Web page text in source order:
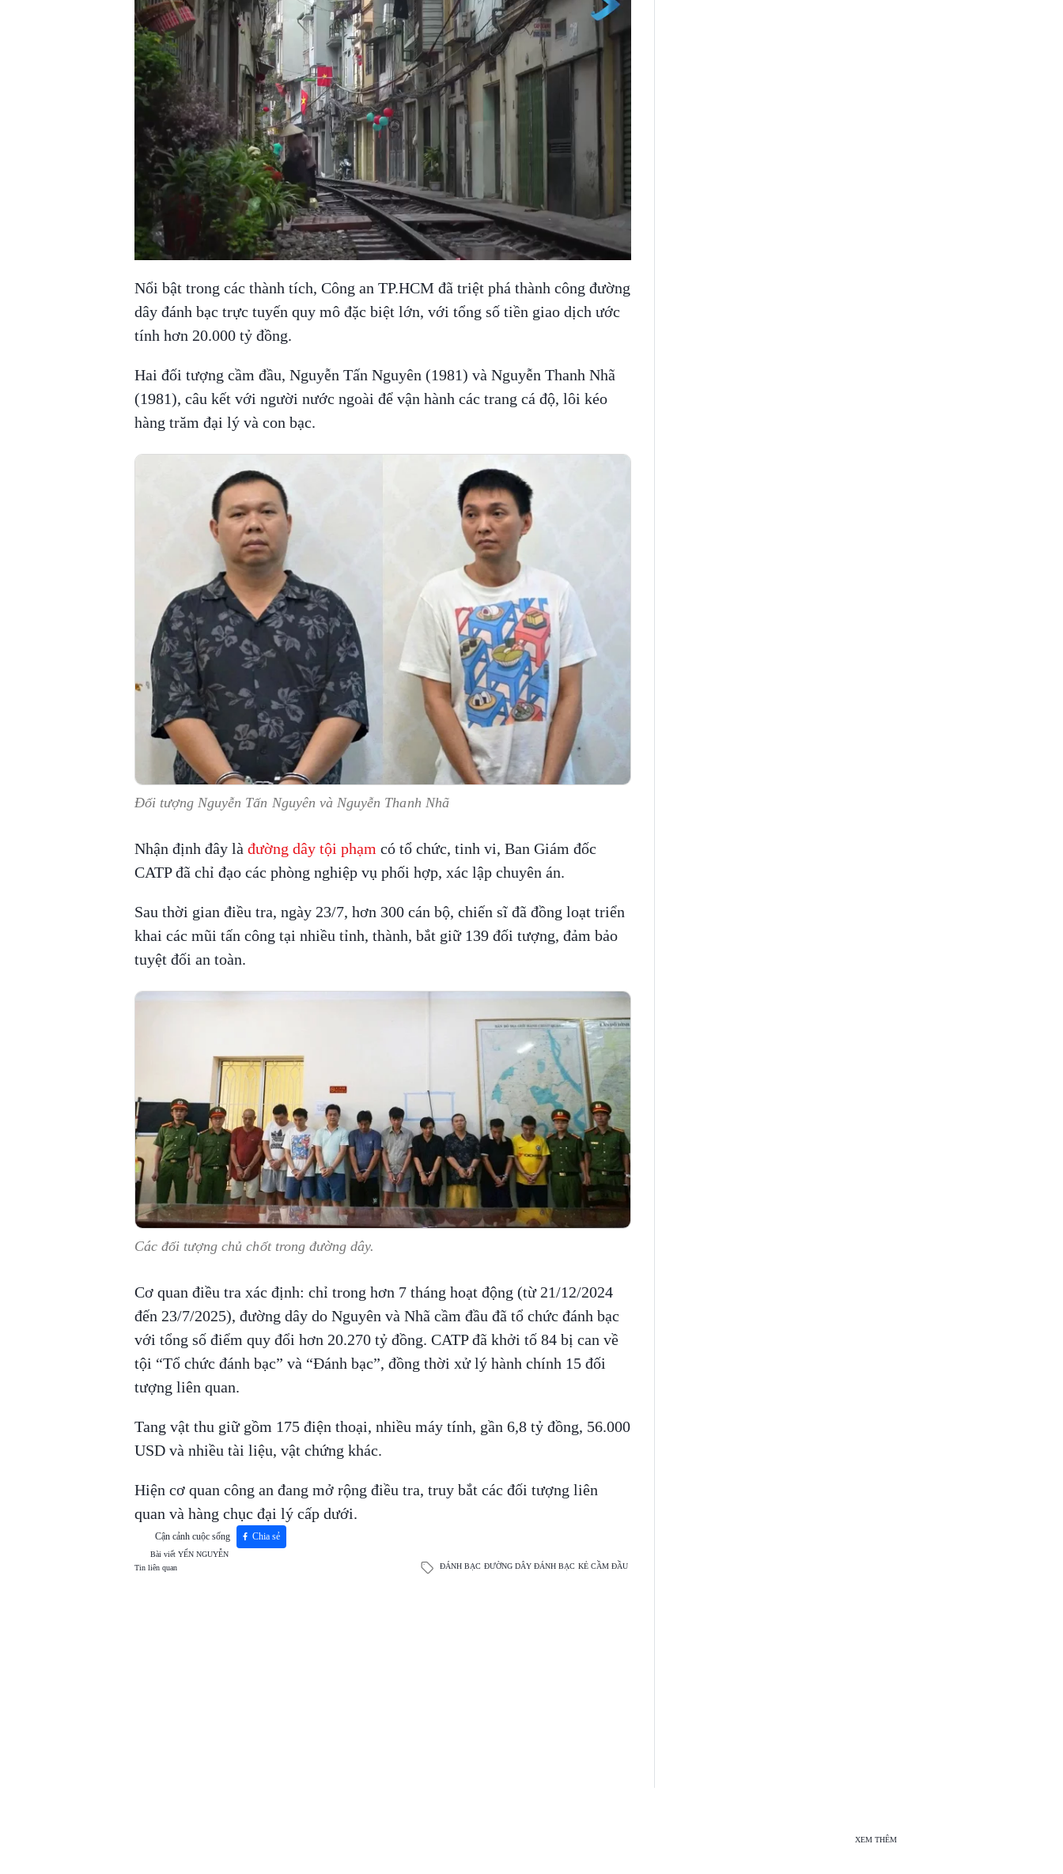
Nổi bật trong các thành tích, Công an TP.HCM đã triệt phá thành công đường
dây đánh bạc trực tuyến quy mô đặc biệt lớn, với tổng số tiền giao dịch ước
tính hơn 20.000 tỷ đồng.
Hai đối tượng cầm đầu, Nguyễn Tấn Nguyên (1981) và Nguyễn Thanh Nhã
(1981), câu kết với người nước ngoài để vận hành các trang cá độ, lôi kéo
hàng trăm đại lý và con bạc.
Đối tượng Nguyễn Tấn Nguyên và Nguyễn Thanh Nhã
Nhận định đây là đường dây tội phạm có tổ chức, tinh vi, Ban Giám đốc
CATP đã chỉ đạo các phòng nghiệp vụ phối hợp, xác lập chuyên án.
Sau thời gian điều tra, ngày 23/7, hơn 300 cán bộ, chiến sĩ đã đồng loạt triển
khai các mũi tấn công tại nhiều tỉnh, thành, bắt giữ 139 đối tượng, đảm bảo
tuyệt đối an toàn.
Các đối tượng chủ chốt trong đường dây.
Cơ quan điều tra xác định: chỉ trong hơn 7 tháng hoạt động (từ 21/12/2024
đến 23/7/2025), đường dây do Nguyên và Nhã cầm đầu đã tổ chức đánh bạc
với tổng số điểm quy đổi hơn 20.270 tỷ đồng. CATP đã khởi tố 84 bị can về
tội “Tổ chức đánh bạc” và “Đánh bạc”, đồng thời xử lý hành chính 15 đối
tượng liên quan.
Tang vật thu giữ gồm 175 điện thoại, nhiều máy tính, gần 6,8 tỷ đồng, 56.000
USD và nhiều tài liệu, vật chứng khác.
Hiện cơ quan công an đang mở rộng điều tra, truy bắt các đối tượng liên
quan và hàng chục đại lý cấp dưới.
Cận cảnh cuộc sống Chia sẻ
Bài viết YẾN NGUYỄN
Tin liên quan
ĐÁNH BẠC ĐƯỜNG DÂY ĐÁNH BẠC KẺ CẦM ĐẦU
XEM THÊM